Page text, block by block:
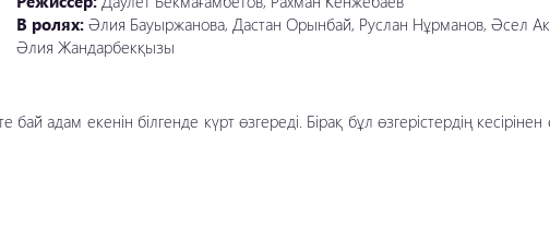
В ролях: Әлия Бауыржанова, Дастан Орынбай, Руслан Нұрманов, Әсел
Әлия Жандарбекқызы
адам екенін білгенде күрт өзгереді. Бірақ бұл өзгерістердің